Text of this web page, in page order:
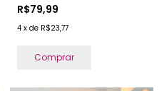
R$79,99
4 x de R$23,77
Comprar